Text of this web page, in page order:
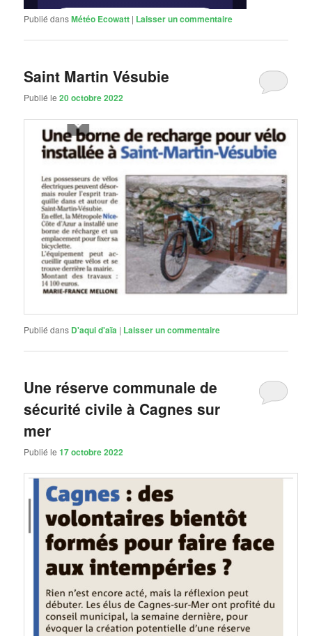
Publié dansMétéo Ecowatt | Laisser un commentaire
Saint Martin Vésubie
Publié le20 octobre 2022
Publié dans D'aqui d'aïa | Laisser un commentaire
Une réserve communale de
sécurité civile à Cagnes sur
mer
Publié le17 octobre 2022